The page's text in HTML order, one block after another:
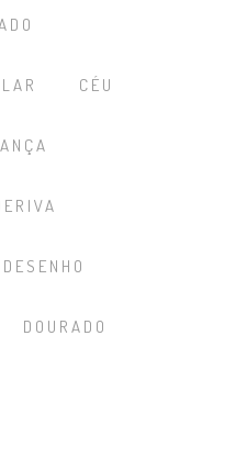
CÉU
DESENHO
DOURADO